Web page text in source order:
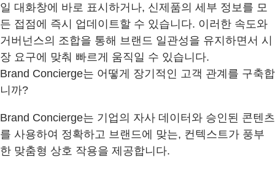
일 대화창에 바로 표시하거나, 신제품의 세부 정보를 모
든 접점에 즉시 업데이트할 수 있습니다. 이러한 속도와
거버넌스의 조합을 통해 브랜드 일관성을 유지하면서 시
장 요구에 맞춰 빠르게 움직일 수 있습니다.
Brand Concierge는 어떻게 장기적인 고객 관계를 구축합
니까?
Brand Concierge는 기업의 자사 데이터와 승인된 콘텐츠
를 사용하여 정확하고 브랜드에 맞는, 컨텍스트가 풍부
한 맞춤형 상호 작용을 제공합니다.